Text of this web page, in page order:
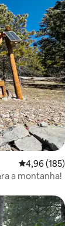
4,96 de uma
4,96 (185)
a montanha!